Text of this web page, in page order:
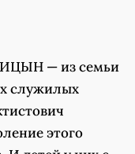
— из семьи
служилых
этого